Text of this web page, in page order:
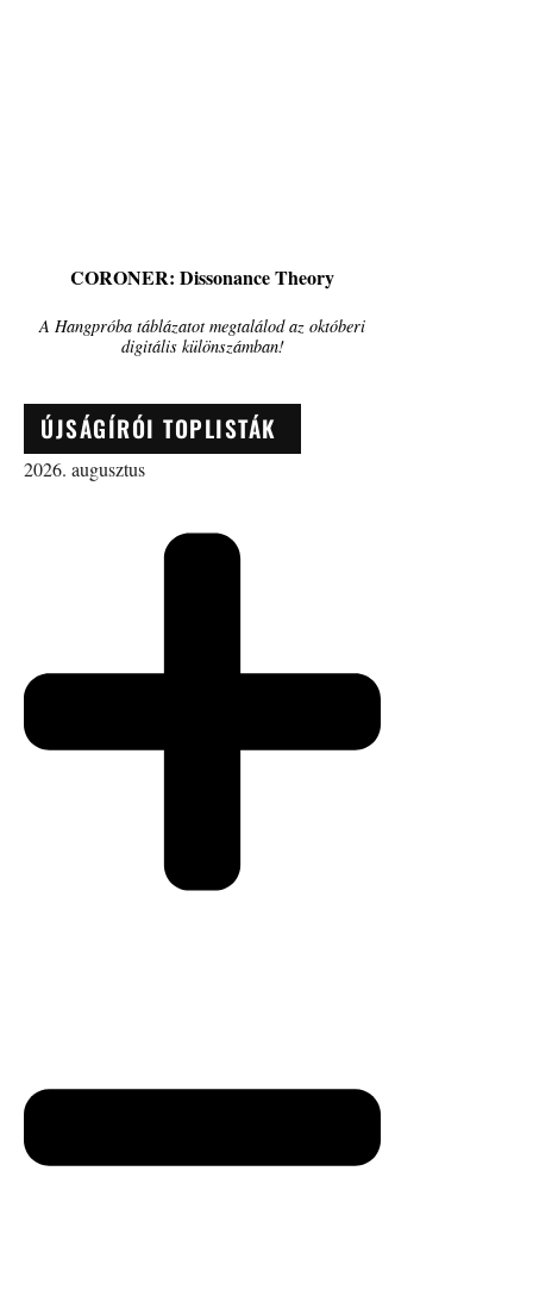
CORONER: Dissonance Theory
A Hangpróba táblázatot megtalálod az októberi
digitális különszámban!
ÚJSÁGÍRÓI TOPLISTÁK
2026. augusztus